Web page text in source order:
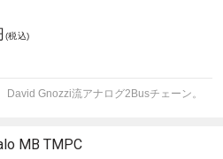
(税込)
David Gnozzi流アナログ2Busチェーン。
MB TMPC